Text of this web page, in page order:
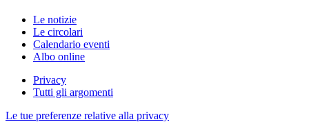
Le notizie
Le circolari
Calendario eventi
Albo online
Privacy
Tutti gli argomenti
Le tue preferenze relative alla privacy